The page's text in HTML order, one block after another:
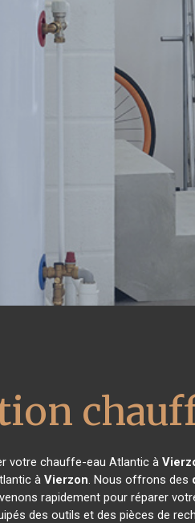
votre chauffe-eau Atlantic à
à Vierzon. Nous offrons des
rapidement pour réparer
des outils et des pièces de